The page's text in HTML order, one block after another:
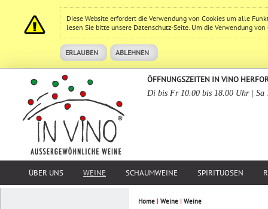
Diese Website erfordert die Verwendung von Cookies um alle
lesen Sie bitte unsere Datenschutz-Seite. Um die Verwendung
ERLAUBEN ABLEHNEN
ÖFFNUNGSZEITEN IN VINO
Di bis Fr 10.00 bis 18.00 Uhr | Sa
ÜBER UNS WEINE SCHAUMWEINE SPIRITUOSEN
Home | Weine | Weine